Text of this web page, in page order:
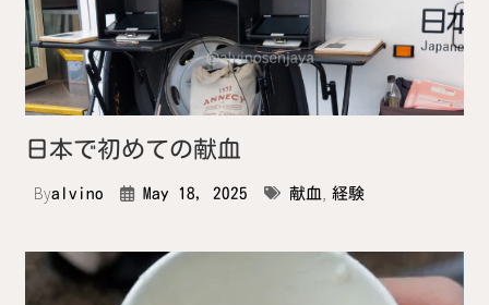
日本で初めての献血
Byalvino May 18, 2025 献血, 経験